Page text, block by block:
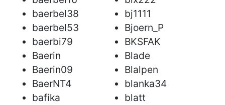
baerbel38
baerbel53
baerbi79
Baerin
Baerin09
BaerNT4
bafika
bj1111
Bjoern_P
BKSFAK
Blade
Blalpen
blanka34
blatt